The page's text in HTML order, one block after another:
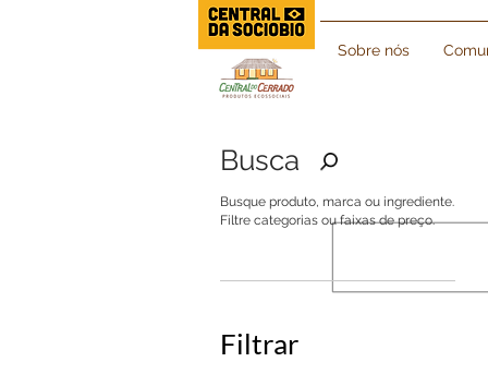
Sobre nós
Busca
Busque produto, marca ou ingrediente.
Filtre categorias ou faixas de preço.
Filtrar